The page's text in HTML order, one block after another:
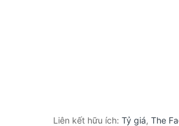
Liên kết hữu ích: Tỷ giá, The